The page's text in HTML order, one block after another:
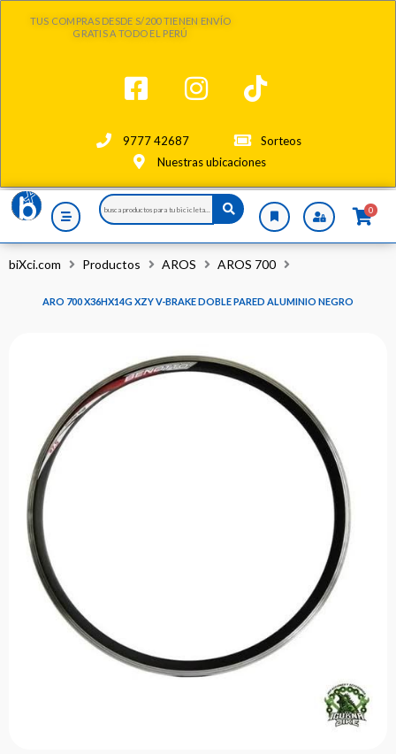
TUS COMPRAS DESDE S/200 TIENEN ENVÍO
GRATIS A TODO EL PERÚ
9777 42687
Sorteos
Nuestras ubicaciones
Search
...
0
biXci.com Productos AROS AROS 700
ARO 700 X36HX14G XZY V-BRAKE DOBLE PARED ALUMINIO NEGRO